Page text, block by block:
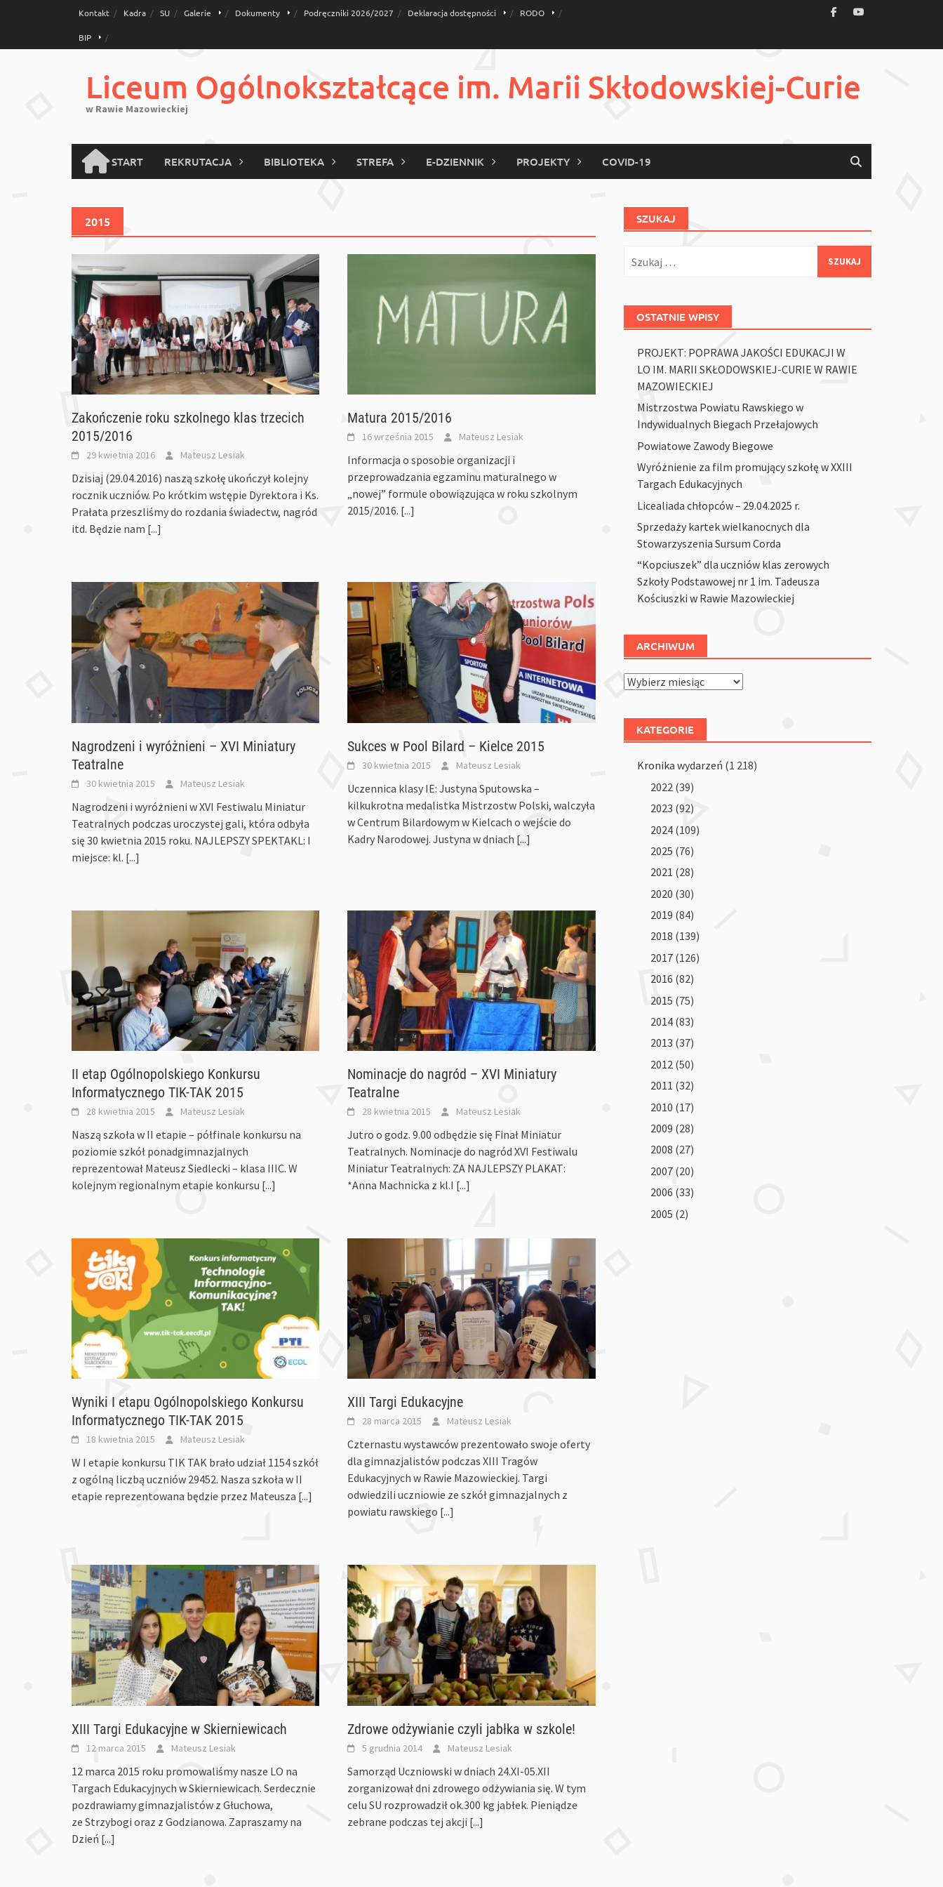
Kontakt Kadra SU Galerie Dokumenty Podręczniki 2026/2027 Deklaracja dostępności RODO
BIP
Liceum Ogólnokształcące im. Marii Skłodowskiej-Curie
w Rawie Mazowieckiej
START REKRUTACJA BIBLIOTEKA STREFA E-DZIENNIK PROJEKTY COVID-19
2015
Zakończenie roku szkolnego klas trzecich
2015/2016
29 kwietnia 2016 Mateusz Lesiak
Dzisiaj (29.04.2016) naszą szkołę ukończył kolejny
rocznik uczniów. Po krótkim wstępie Dyrektora i Ks.
Prałata przeszliśmy do rozdania świadectw, nagród
itd. Będzie nam [...]
Matura 2015/2016
16 września 2015 Mateusz Lesiak
Informacja o sposobie organizacji i
przeprowadzania egzaminu maturalnego w
„nowej” formule obowiązująca w roku szkolnym
2015/2016. [...]
Nagrodzeni i wyróżnieni – XVI Miniatury
Teatralne
30 kwietnia 2015 Mateusz Lesiak
Nagrodzeni i wyróżnieni w XVI Festiwalu Miniatur
Teatralnych podczas uroczystej gali, która odbyła
się 30 kwietnia 2015 roku. NAJLEPSZY SPEKTAKL: I
miejsce: kl. [...]
Sukces w Pool Bilard – Kielce 2015
30 kwietnia 2015 Mateusz Lesiak
Uczennica klasy IE: Justyna Sputowska –
kilkukrotna medalistka Mistrzostw Polski, walczyła
w Centrum Bilardowym w Kielcach o wejście do
Kadry Narodowej. Justyna w dniach [...]
II etap Ogólnopolskiego Konkursu
Informatycznego TIK-TAK 2015
28 kwietnia 2015 Mateusz Lesiak
Naszą szkoła w II etapie – półfinale konkursu na
poziomie szkół ponadgimnazjalnych
reprezentował Mateusz Siedlecki – klasa IIIC. W
kolejnym regionalnym etapie konkursu [...]
Nominacje do nagród – XVI Miniatury
Teatralne
28 kwietnia 2015 Mateusz Lesiak
Jutro o godz. 9.00 odbędzie się Finał Miniatur
Teatralnych. Nominacje do nagród XVI Festiwalu
Miniatur Teatralnych: ZA NAJLEPSZY PLAKAT:
*Anna Machnicka z kl.I [...]
Wyniki I etapu Ogólnopolskiego Konkursu
Informatycznego TIK-TAK 2015
18 kwietnia 2015 Mateusz Lesiak
W I etapie konkursu TIK TAK brało udział 1154 szkół
z ogólną liczbą uczniów 29452. Nasza szkoła w II
etapie reprezentowana będzie przez Mateusza [...]
XIII Targi Edukacyjne
28 marca 2015 Mateusz Lesiak
Czternastu wystawców prezentowało swoje oferty
dla gimnazjalistów podczas XIII Tragów
Edukacyjnych w Rawie Mazowieckiej. Targi
odwiedzili uczniowie ze szkół gimnazjalnych z
powiatu rawskiego [...]
XIII Targi Edukacyjne w Skierniewicach
12 marca 2015 Mateusz Lesiak
12 marca 2015 roku promowaliśmy nasze LO na
Targach Edukacyjnych w Skierniewicach. Serdecznie
pozdrawiamy gimnazjalistów z Głuchowa,
ze Strzybogi oraz z Godzianowa. Zapraszamy na
Dzień [...]
Zdrowe odżywianie czyli jabłka w szkole!
5 grudnia 2014 Mateusz Lesiak
Samorząd Uczniowski w dniach 24.XI-05.XII
zorganizował dni zdrowego odżywiania się. W tym
celu SU rozprowadził ok.300 kg jabłek. Pieniądze
zebrane podczas tej akcji [...]
SZUKAJ
OSTATNIE WPISY
PROJEKT: POPRAWA JAKOŚCI EDUKACJI W
LO IM. MARII SKŁODOWSKIEJ-CURIE W RAWIE
MAZOWIECKIEJ
Mistrzostwa Powiatu Rawskiego w
Indywidualnych Biegach Przełajowych
Powiatowe Zawody Biegowe
Wyróżnienie za film promujący szkołę w XXIII
Targach Edukacyjnych
Licealiada chłopców – 29.04.2025 r.
Sprzedaży kartek wielkanocnych dla
Stowarzyszenia Sursum Corda
“Kopciuszek” dla uczniów klas zerowych
Szkoły Podstawowej nr 1 im. Tadeusza
Kościuszki w Rawie Mazowieckiej
ARCHIWUM
Archiwum
KATEGORIE
Kronika wydarzeń (1 218)
2022 (39)
2023 (92)
2024 (109)
2025 (76)
2021 (28)
2020 (30)
2019 (84)
2018 (139)
2017 (126)
2016 (82)
2015 (75)
2014 (83)
2013 (37)
2012 (50)
2011 (32)
2010 (17)
2009 (28)
2008 (27)
2007 (20)
2006 (33)
2005 (2)